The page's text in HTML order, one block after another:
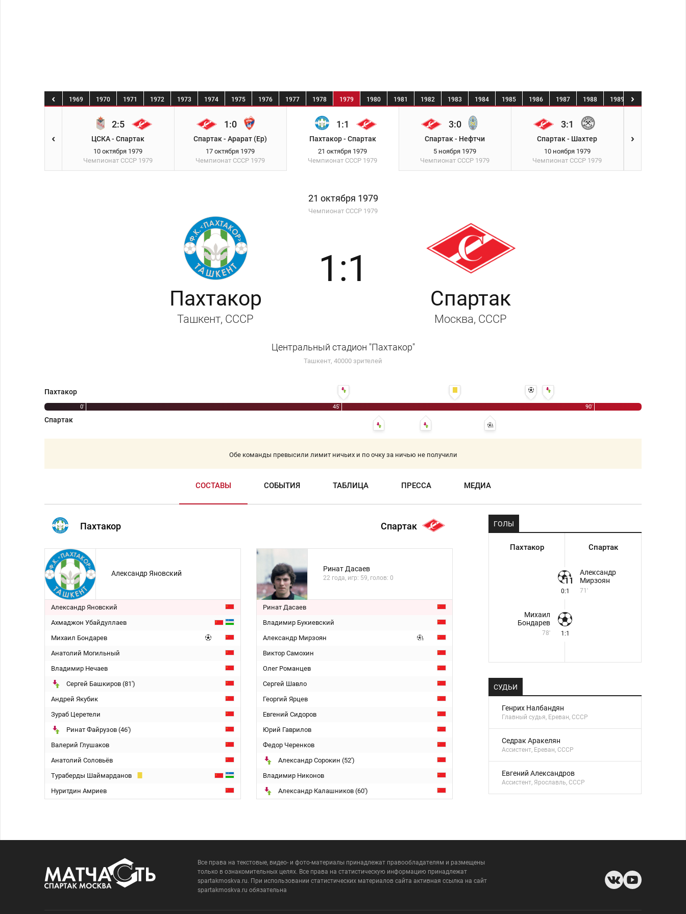
1968 1969 1970 1971 1972 1973 1974 1975 1976 1977 1978 1979 1980 1981 1982 1983 1984 1985 1986 1987 1988 1989
2:5
ЦСКА - Спартак
10 октября 1979
Чемпионат СССР 1979
1:0
Спартак - Арарат (Ер)
17 октября 1979
Чемпионат СССР 1979
1:1
Пахтакор - Спартак
21 октября 1979
Чемпионат СССР 1979
3:0
Спартак - Нефтчи
5 ноября 1979
Чемпионат СССР 1979
3:1
Спартак - Шахтер
10 ноября 1979
Чемпионат СССР 1979
21 октября 1979
Чемпионат СССР 1979
Пахтакор
Ташкент, СССР
1:1
Спартак
Москва, СССР
Центральный стадион "Пахтакор"
Ташкент, 40000 зрителей
0' 45' 90'
Пахтакор
Спартак
65' Тураберды Шаймарданов 78' 1:1 - Михаил Бондарев
52' Федор Черенков - Александр Сорокин60' Владимир Никонов - Александр Калашников
Обе команды превысили лимит ничьих и по очку за ничью не получили
СОСТАВЫ СОБЫТИЯ ТАБЛИЦА ПРЕССА МЕДИА
Пахтакор Спартак
Александр Яновский
Александр Яновский
Ахмаджон Убайдуллаев
Михаил Бондарев
Анатолий Могильный
Владимир Нечаев
Сергей Башкиров (81')
Андрей Якубик
Зураб Церетели
Ринат Файрузов (46')
Валерий Глушаков
Анатолий Соловьёв
Тураберды Шаймарданов
Нуритдин Амриев
Ринат Дасаев
22 года, игр: 59, голов: 0
Ринат Дасаев
Владимир Букиевский
Александр Мирзоян
Виктор Самохин
Олег Романцев
Сергей Шавло
Георгий Ярцев
Евгений Сидоров
Юрий Гаврилов
Федор Черенков
Александр Сорокин (52')
Владимир Никонов
Александр Калашников (60')
ГОЛЫ
Пахтакор Спартак
0:1
Александр
Мирзоян
71'
Михаил
Бондарев
78' 1:1
СУДЬИ
Генрих Налбандян
Главный судья, Ереван, СССР
Седрак Аракелян
Ассистент, Ереван, СССР
Евгений Александров
Ассистент, Ярославль, СССР
Все права на текстовые, видео- и фото-материалы принадлежат правообладателям и размещены
только в ознакомительных целях. Все права на статистическую информацию принадлежат
spartakmoskva.ru. При использовании статистических материалов сайта активная ссылка на сайт
spartakmoskva.ru обязательна